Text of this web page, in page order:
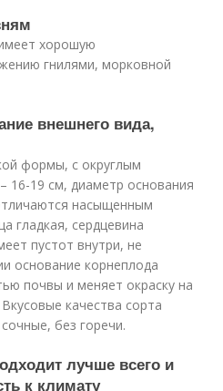
хорошую
гнилями, морковной
внешнего вида,
формы, с округлым
16-19 см, диаметр основания
насыщенным
гладкая, сердцевина
пустот внутри, не
основание корнеплода
почвы и меняет окраску на
качества сорта
без горечи.
лучше всего и
к климату